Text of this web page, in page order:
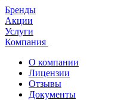
Бренды
Акции
Услуги
Компания
О компании
Лицензии
Отзывы
Документы